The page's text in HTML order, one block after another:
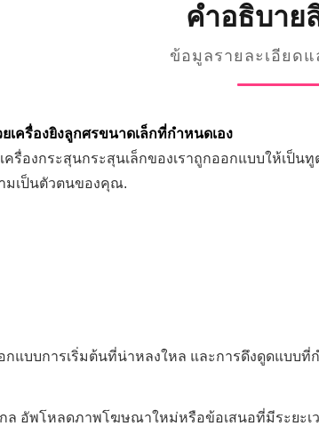
คําอธิบาย
ข้อมูลรายละเอียด
ครื่องยิงลูกศรขนาดเล็กที่กําหนดเอง
ครื่องกระสุนกระสุนเล็กของเราถูกออกแบบให้
มเป็นตัวตนของคุณ.
แบบการเริ่มต้นที่น่าหลงใหล และการดึงดูดแบ
ล อัพโหลดภาพโฆษณาใหม่หรือข้อเสนอที่มีระยะ